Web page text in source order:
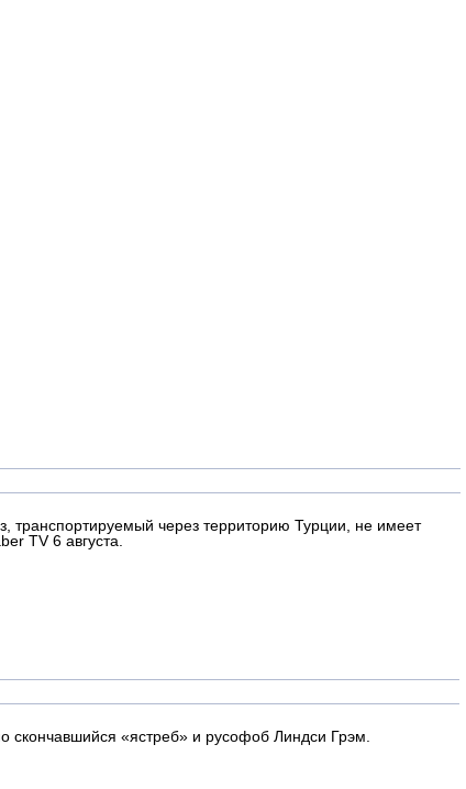
транспортируемый через территорию Турции, не имеет
TV 6 августа.
скончавшийся «ястреб» и русофоб Линдси Грэм.